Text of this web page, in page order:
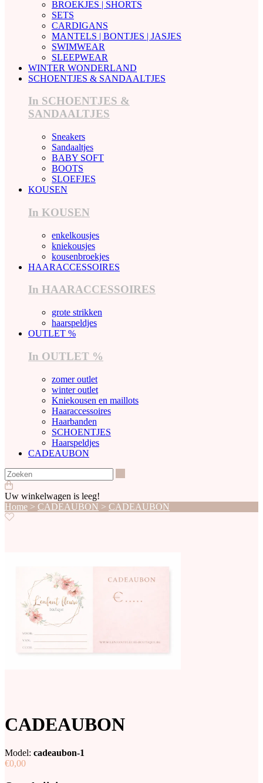
BROEKJES | SHORTS
SETS
CARDIGANS
MANTELS | BONTJES | JASJES
SWIMWEAR
SLEEPWEAR
WINTER WONDERLAND
SCHOENTJES & SANDAALTJES
In SCHOENTJES &
SANDAALTJES
Sneakers
Sandaaltjes
BABY SOFT
BOOTS
SLOEFJES
KOUSEN
In KOUSEN
enkelkousjes
kniekousjes
kousenbroekjes
HAARACCESSOIRES
In HAARACCESSOIRES
grote strikken
haarspeldjes
OUTLET %
In OUTLET %
zomer outlet
winter outlet
Kniekousen en maillots
Haaraccessoires
Haarbanden
SCHOENTJES
Haarspeldjes
CADEAUBON
Uw winkelwagen is leeg!
Home > CADEAUBON > CADEAUBON
CADEAUBON
Model: cadeaubon-1
€0,00